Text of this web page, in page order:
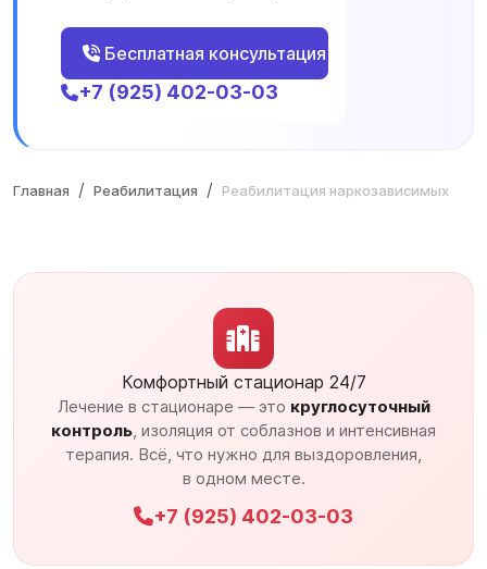
Бесплатная консультация
+7 (925) 402-03-03
Главная Реабилитация Реабилитация наркозависимых
Комфортный стационар 24/7
Лечение в стационаре — это круглосуточный
контроль, изоляция от соблазнов и интенсивная
терапия. Всё, что нужно для выздоровления,
в одном месте.
+7 (925) 402-03-03